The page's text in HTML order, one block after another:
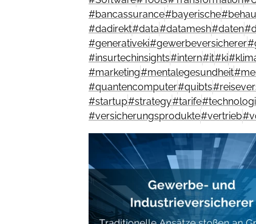
#bancassurance#bayerische#
#dadirekt#data#datamesh#daten#
#generativeki#gewerbeversicherer#
#insurtechinsights#intern#it#ki#
#marketing#mentalegesundheit#
#quantencomputer#quibts#
#startup#strategy#tarife#
#versicherungsprodukte#vertrieb#